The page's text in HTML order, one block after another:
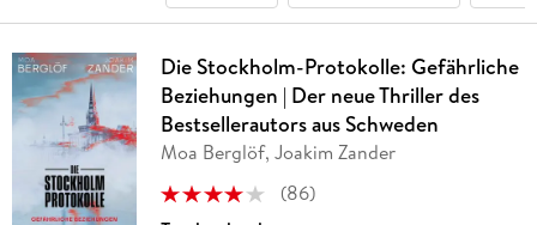
Die Stockholm-Protokolle: Gefährliche
Beziehungen | Der neue Thriller des
Bestsellerautors aus Schweden
Moa Berglöf, Joakim Zander
(86)